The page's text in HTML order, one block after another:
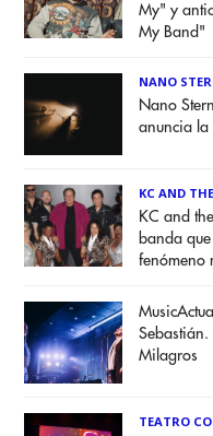
My" y
My Band"
NANO
Nano
anuncia
KC AND
KC and
banda
fenómeno
Milagros
TEATRO